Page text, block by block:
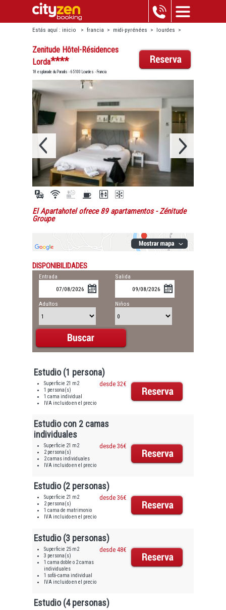
Estás aquí : inicio > francia > midi-pyrénées > lourdes >
zenitude hôtel-résidences lorda
Zenitude Hôtel-Résidences
Lorda****
18 esplanade du Paradis - 65100 Lourdes - Francia
El Apartahotel ofrece 89 apartamentos- Zénitude
Groupe
DISPONIBILIDADES
Entrada Salida
Adultos Niños
Estudio (1 persona)
Superficie 21 m2
1 persona(s)
1 cama individual
IVA incluido en el precio
desde 32€
Estudio con 2 camas
individuales
Superficie 21 m2
2 persona(s)
2 camas individuales
IVA incluido en el precio
desde 36€
Estudio (2 personas)
Superficie 21 m2
2 persona(s)
1 cama de matrimonio
IVA incluido en el precio
desde 36€
Estudio (3 personas)
Superficie 25 m2
3 persona(s)
1 cama doble o 2 camas
individuales
1 sofá-cama individual
IVA incluido en el precio
desde 48€
Estudio (4 personas)